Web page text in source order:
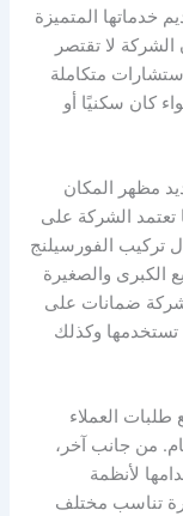
خدماتها المتميزة
لا تقتصر
متكاملة
كان سكنيًا أو
مظهر المكان
تعتمد الشركة على
تركيب الفورسيلنج
الكبرى والصغيرة
ضمانات على
تستخدمها وكذلك
طلبات العملاء
من جانب آخر،
لأنظمة
تناسب مختلف